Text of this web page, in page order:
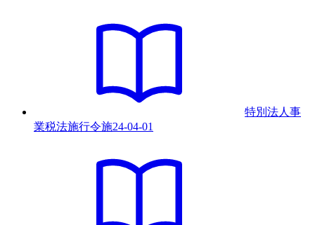
特別法人事
業税法施行令施24-04-01